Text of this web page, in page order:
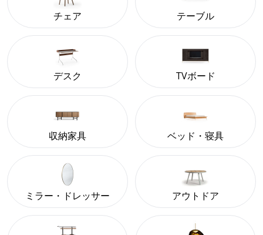
チェア テーブル
デスク TVボード
収納家具 ベッド・寝具
ミラー・ドレッサー アウトドア